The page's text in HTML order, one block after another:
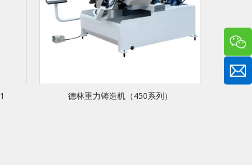
德林重力铸造机（450系列）